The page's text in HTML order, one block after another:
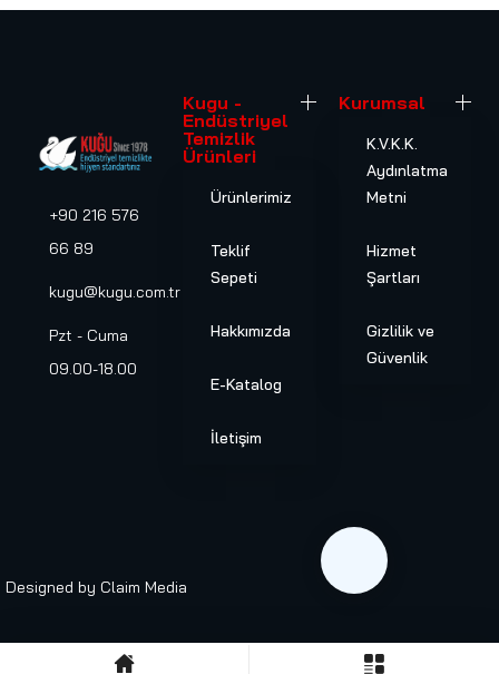
+90 216 576
66 89
kugu@kugu.com.tr
Pzt - Cuma
09.00-18.00
Kugu -
Endüstriyel
Temizlik
Ürünleri
Ürünlerimiz
Teklif
Sepeti
Hakkımızda
E-Katalog
İletişim
Kurumsal
K.V.K.K.
Aydınlatma
Metni
Hizmet
Şartları
Gizlilik ve
Güvenlik
Designed by Claim Media